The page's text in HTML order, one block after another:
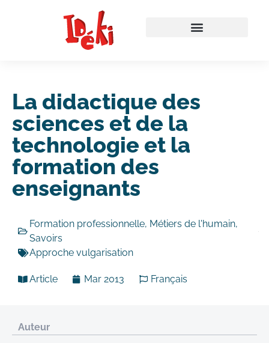
La didactique des
sciences et de la
technologie et la
formation des
enseignants
Formation professionnelle, Métiers de l'humain,
Savoirs
Approche vulgarisation
Article Mar 2013 Français
Auteur